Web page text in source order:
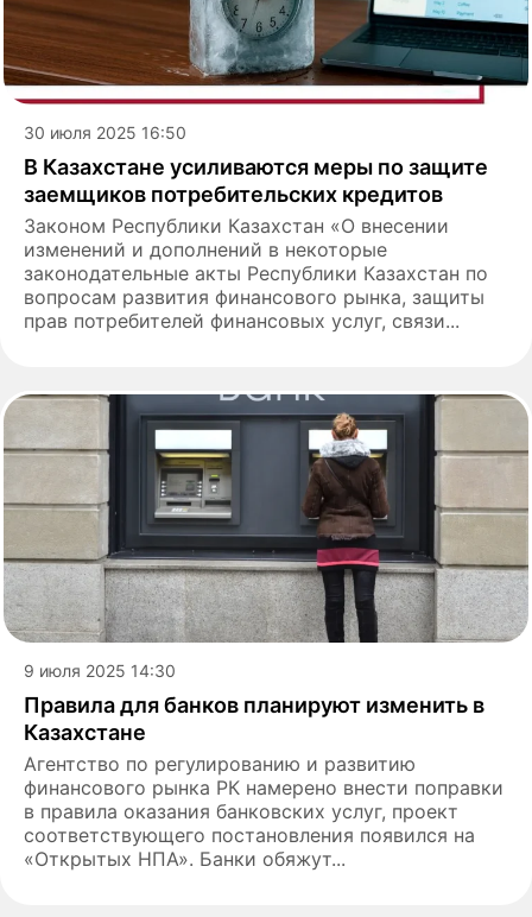
30 июля 2025 16:50
В Казахстане усиливаются меры по защите
заемщиков потребительских кредитов
Законом Республики Казахстан «О внесении
изменений и дополнений в некоторые
законодательные акты Республики Казахстан по
вопросам развития финансового рынка, защиты
прав потребителей финансовых услуг, связи...
9 июля 2025 14:30
Правила для банков планируют изменить в
Казахстане
Агентство по регулированию и развитию
финансового рынка РК намерено внести поправки
в правила оказания банковских услуг, проект
соответствующего постановления появился на
«Открытых НПА». Банки обяжут...